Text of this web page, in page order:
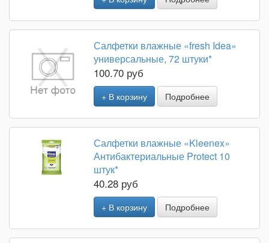
Салфетки влажные «fresh Idea»
универсальные, 72 штуки*
100.70 руб
+ В корзину Подробнее
Салфетки влажные «Kleenex»
Антибактериальные Protect 10
штук*
40.28 руб
+ В корзину Подробнее